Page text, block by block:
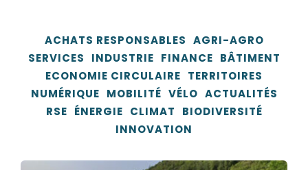
ACHATS RESPONSABLES AGRI-AGRO
SERVICES
INDUSTRIE FINANCE BÂTIMENT
ECONOMIE CIRCULAIRE TERRITOIRES
NUMÉRIQUE MOBILITÉ VÉLO ACTUALITÉS
RSE ÉNERGIE CLIMAT
BIODIVERSITÉ
INNOVATION